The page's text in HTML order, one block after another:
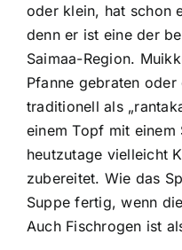
oder klein, hat schon
denn er ist eine der
Saimaa-Region.
Pfanne gebraten
traditionell als
einem Topf mit einem
heutzutage vielleicht
zubereitet. Wie das
Suppe fertig, wenn
Auch Fischrogen ist